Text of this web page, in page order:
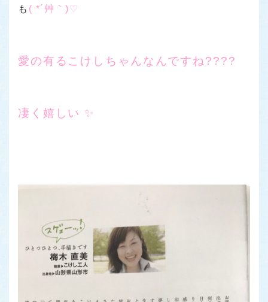
も ( *´艸｀)♡
愛の有るこけしちゃんなんですね????
凄く嬉しい ✨